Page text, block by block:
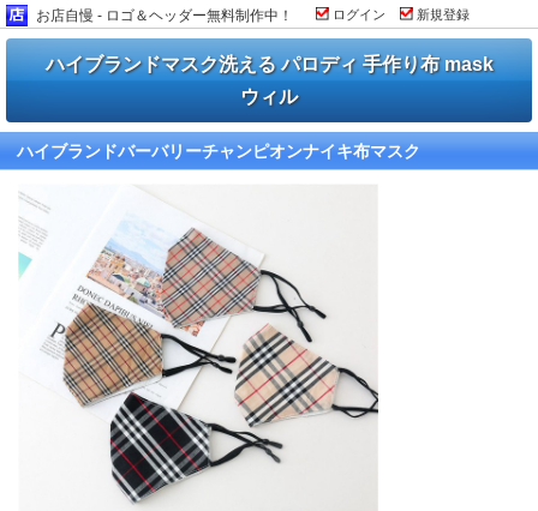
お店自慢 - ロゴ＆ヘッダー無料制作中！ ログイン 新規登録
ハイブランドマスク洗える パロディ 手作り布 mask
ウィル
ハイブランドバーバリーチャンピオンナイキ布マスク